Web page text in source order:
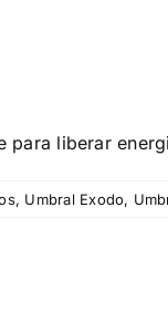
para liberar
, Umbral Exodo,